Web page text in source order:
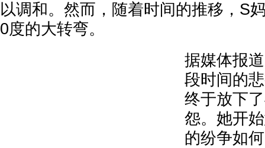
以调和。然而，随着时间的推移，S
0度的大转弯。
据媒体报
段时间的
终于放下
怨。她开
的纷争如